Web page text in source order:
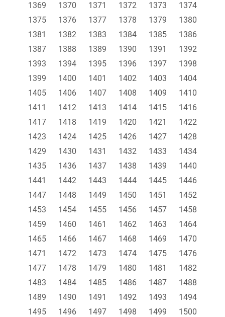
1369
1370 1371 1372 1373
1374
1375
1376 1377 1378 1379
1380
1381
1382 1383 1384 1385
1386
1387
1388 1389 1390 1391
1392
1393
1394 1395 1396 1397
1398
1399
1400 1401 1402 1403
1404
1405
1406 1407 1408 1409
1410
1411
1412 1413 1414 1415
1416
1417
1418 1419 1420 1421
1422
1423
1424 1425 1426 1427
1428
1429
1430 1431 1432 1433
1434
1435
1436 1437 1438 1439
1440
1441
1442 1443 1444 1445
1446
1447
1448 1449 1450 1451
1452
1453
1454 1455 1456 1457
1458
1459
1460 1461 1462 1463
1464
1465
1466 1467 1468 1469
1470
1471
1472 1473 1474 1475
1476
1477
1478 1479 1480 1481
1482
1483
1484 1485 1486 1487
1488
1489
1490 1491 1492 1493
1494
1495
1496 1497 1498 1499
1500